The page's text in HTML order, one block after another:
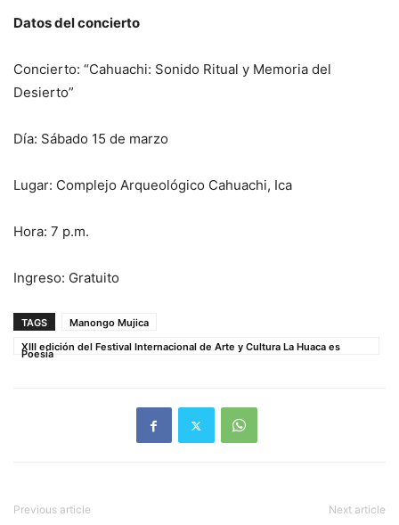
Datos del concierto
Concierto: “Cahuachi: Sonido Ritual y Memoria del
Desierto”
Día: Sábado 15 de marzo
Lugar: Complejo Arqueológico Cahuachi, Ica
Hora: 7 p.m.
Ingreso: Gratuito
TAGS
Manongo Mujica
XIII edición del Festival Internacional de Arte y Cultura La Huaca es
Poesía
Previous article Next article